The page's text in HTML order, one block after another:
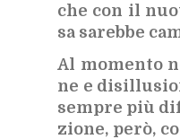
che con il
sa sa­reb­be
Al mo­men­to
ne e
sem­pre più
zio­ne, però,